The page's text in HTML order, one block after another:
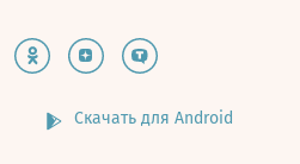
Скачать для Android